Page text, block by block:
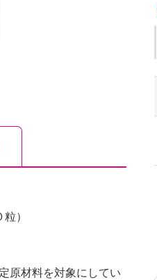
）
原材料を対象にしてい